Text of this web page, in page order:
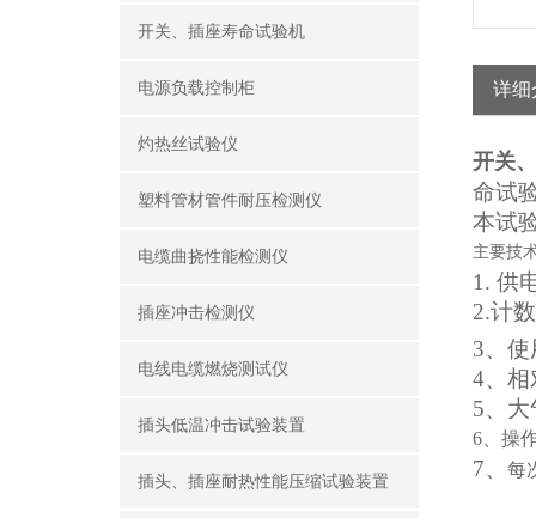
开关、插座寿命试验机
电源负载控制柜
灼热丝试验仪
塑料管材管件耐压检测仪
电缆曲挠性能检测仪
插座冲击检测仪
电线电缆燃烧测试仪
插头低温冲击试验装置
插头、插座耐热性能压缩试验装置
详细
开关
命试
本试
主要技
1. 供
2.计
3、
4、
5、
6 、操
7、 每